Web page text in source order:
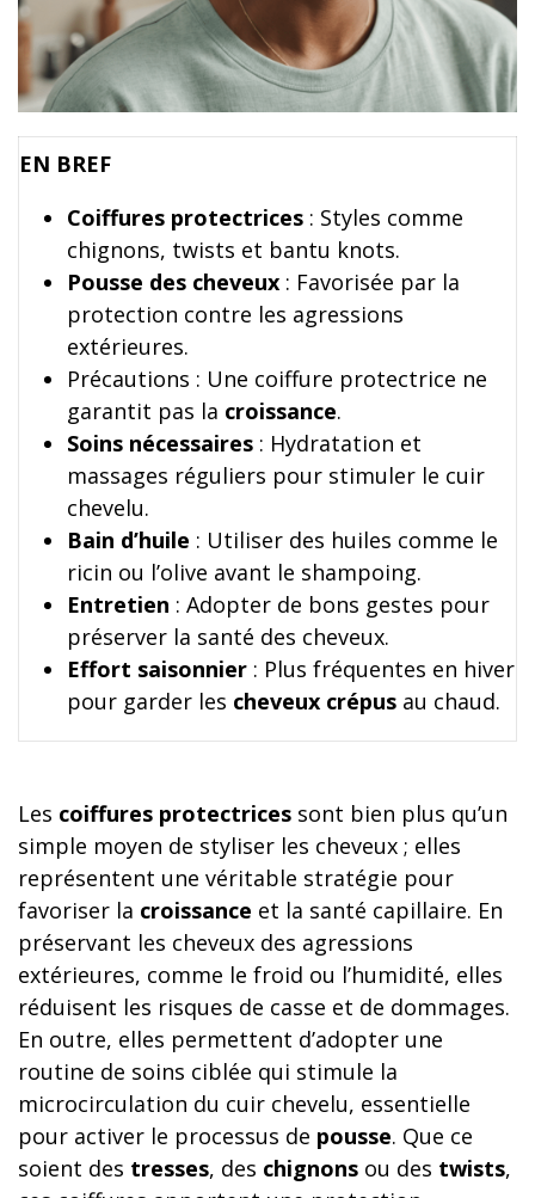
EN BREF
Coiffures protectrices : Styles comme
chignons, twists et bantu knots.
Pousse des cheveux : Favorisée par la
protection contre les agressions
extérieures.
Précautions : Une coiffure protectrice ne
garantit pas la croissance.
Soins nécessaires : Hydratation et
massages réguliers pour stimuler le cuir
chevelu.
Bain d’huile : Utiliser des huiles comme le
ricin ou l’olive avant le shampoing.
Entretien : Adopter de bons gestes pour
préserver la santé des cheveux.
Effort saisonnier : Plus fréquentes en hiver
pour garder les cheveux crépus au chaud.
Les coiffures protectrices sont bien plus qu’un
simple moyen de styliser les cheveux ; elles
représentent une véritable stratégie pour
favoriser la croissance et la santé capillaire. En
préservant les cheveux des agressions
extérieures, comme le froid ou l’humidité, elles
réduisent les risques de casse et de dommages.
En outre, elles permettent d’adopter une
routine de soins ciblée qui stimule la
microcirculation du cuir chevelu, essentielle
pour activer le processus de pousse. Que ce
soient des tresses, des chignons ou des twists,